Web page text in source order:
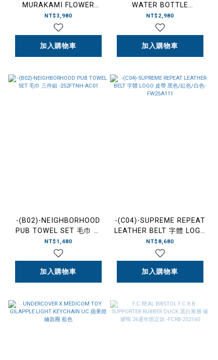
MURAKAMI FLOWER
CUSHION 30CM "ALL
BLACK" 村上隆 全黑 小花
抱枕
NT$3,980
加入購物車
WATER BOTTLE
LANTERN LED 照明 水壺
紅色-FW25A99
NT$2,980
加入購物車
-(B02)-NEIGHBORHOOD
PUB TOWEL SET 毛巾 三
件組 -252FTNH-AC01
NT$1,480
加入購物車
-(C04)-SUPREME REPEAT
LEATHER BELT 字體 LOGO
皮帶 黑色/紅色/白色-
FW25A111
NT$8,680
加入購物車